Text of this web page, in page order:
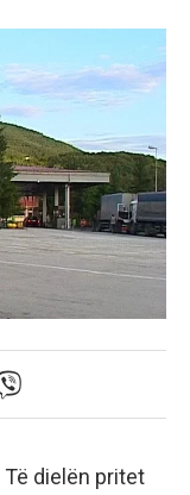
Të dielën pritet